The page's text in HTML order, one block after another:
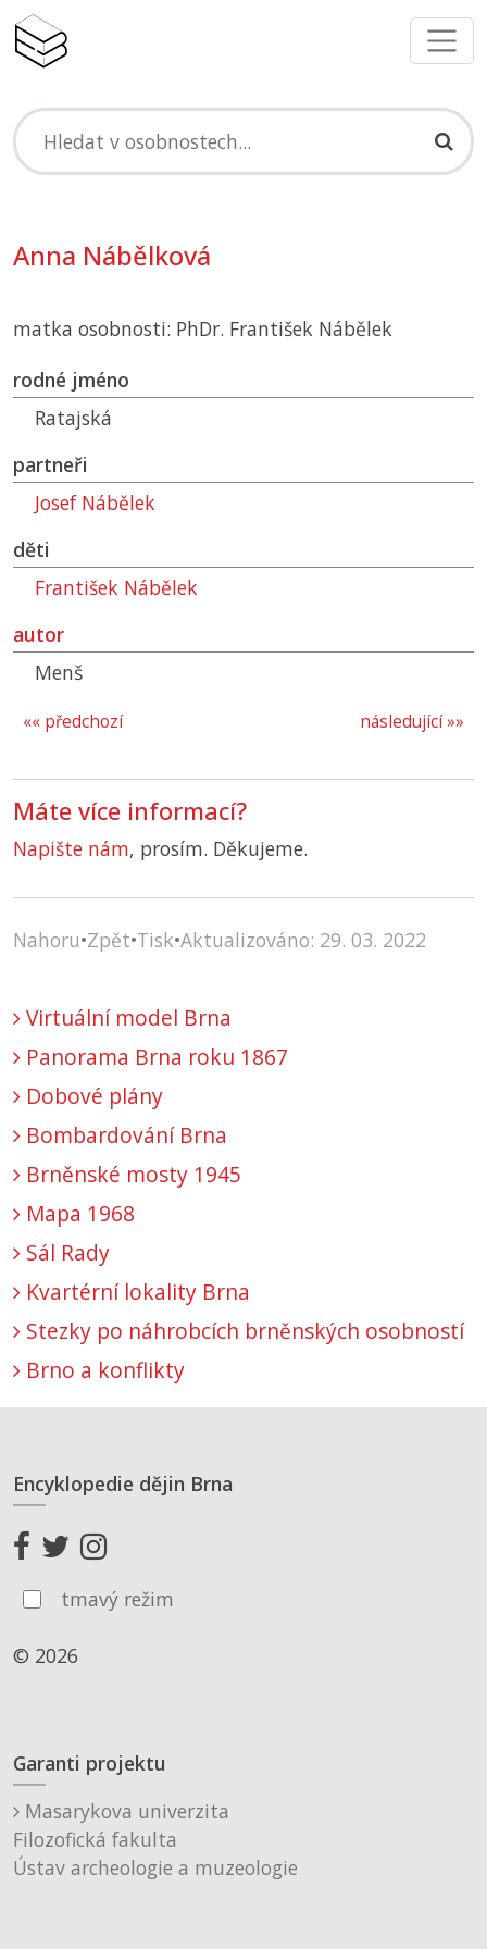
Anna Nábělková
matka osobnosti: PhDr. František Nábělek
rodné jméno
Ratajská
partneři
Josef Nábělek
děti
František Nábělek
autor
Menš
následující »»
«« předchozí
Máte více informací?
Napište nám, prosím. Děkujeme.
Nahoru•Zpět•Tisk•Aktualizováno: 29. 03. 2022
Virtuální model Brna
Panorama Brna roku 1867
Dobové plány
Bombardování Brna
Brněnské mosty 1945
Mapa 1968
Sál Rady
Kvartérní lokality Brna
Stezky po náhrobcích brněnských osobností
Brno a konflikty
Encyklopedie dějin Brna
tmavý režim
© 2026
Garanti projektu
Masarykova univerzita
Filozofická fakulta
Ústav archeologie a muzeologie